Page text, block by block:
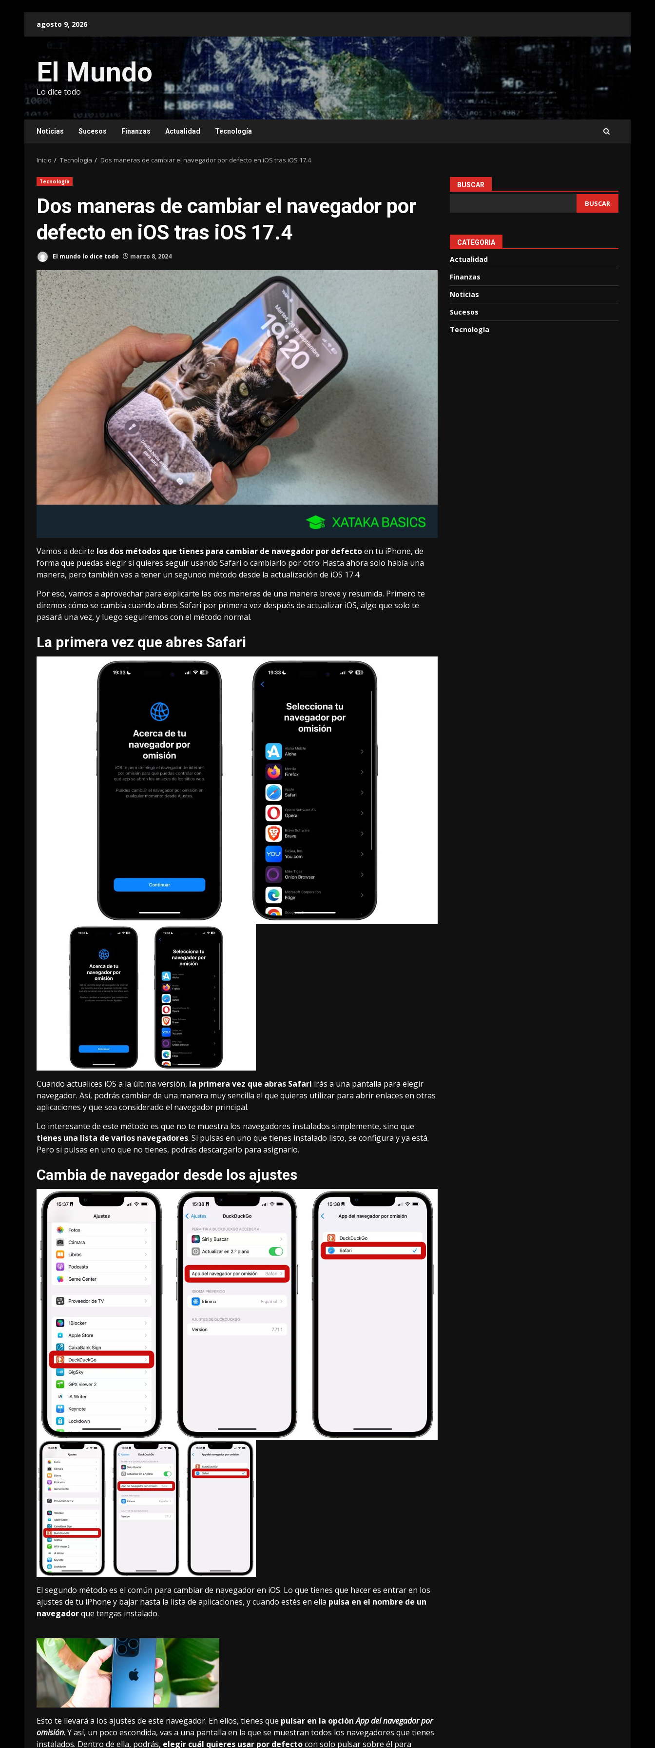
agosto 9, 2026
El Mundo
Lo dice todo
Noticias Sucesos Finanzas Actualidad Tecnología
Inicio Tecnología Dos maneras de cambiar el navegador por defecto en iOS tras iOS 17.4
Tecnología
Dos maneras de cambiar el navegador por
defecto en iOS tras iOS 17.4
El mundo lo dice todo marzo 8, 2024
Vamos a decirte los dos métodos que tienes para cambiar de navegador por defectoen tu iPhone, de
forma que puedas elegir si quieres seguir usando Safari o cambiarlo por otro. Hasta ahora solo había una
manera, pero también vas a tener un segundo método desde la actualización de iOS 17.4.
Por eso, vamos a aprovechar para explicarte las dos maneras de una manera breve y resumida. Primero te
diremos cómo se cambia cuando abres Safari por primera vez después de actualizar iOS, algo que solo te
pasará una vez, y luego seguiremos con el método normal.
La primera vez que abres Safari
Cuando actualices iOS a la última versión, la primera vez que abras Safari irás a una pantalla para elegir
navegador. Así, podrás cambiar de una manera muy sencilla el que quieras utilizar para abrir enlaces en otras
aplicaciones y que sea considerado el navegador principal.
Lo interesante de este método es que no te muestra los navegadores instalados simplemente, sino que
tienes una lista de varios navegadores. Si pulsas en uno que tienes instalado listo, se configura y ya está.
Pero si pulsas en uno que no tienes, podrás descargarlo para asignarlo.
Cambia de navegador desde los ajustes
El segundo método es el común para cambiar de navegador en iOS. Lo que tienes que hacer es entrar en los
ajustes de tu iPhone y bajar hasta la lista de aplicaciones, y cuando estés en ella pulsa en el nombre de un
navegadorque tengas instalado.
Esto te llevará a los ajustes de este navegador. En ellos, tienes que pulsar en la opciónApp del navegador por
omisión. Y así, un poco escondida, vas a una pantalla en la que se muestran todos los navegadores que tienes
instalados. Dentro de ella, podrás, elegir cuál quieres usar por defectocon solo pulsar sobre él para
BUSCAR
BUSCAR
CATEGORIA
Actualidad
Finanzas
Noticias
Sucesos
Tecnología